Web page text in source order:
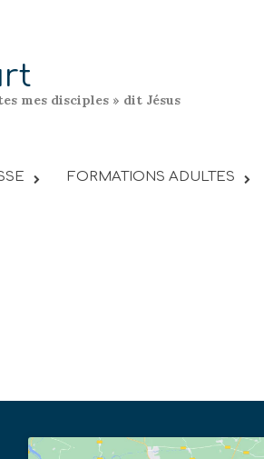
mes disciples » dit Jésus
FORMATIONS ADULTES